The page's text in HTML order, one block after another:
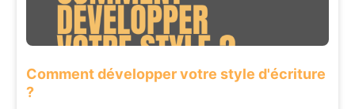
Comment développer votre style d'écriture
?